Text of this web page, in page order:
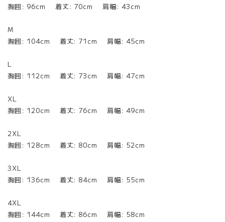
胸囲: 96cm 着丈: 70cm 肩幅: 43cm
M
胸囲: 104cm 着丈: 71cm 肩幅: 45cm
L
胸囲: 112cm 着丈: 73cm 肩幅: 47cm
XL
胸囲: 120cm 着丈: 76cm 肩幅: 49cm
2XL
胸囲: 128cm 着丈: 80cm 肩幅: 52cm
3XL
胸囲: 136cm 着丈: 84cm 肩幅: 55cm
4XL
胸囲: 144cm 着丈: 86cm 肩幅: 58cm